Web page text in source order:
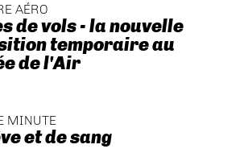
AÉRO
de vols - la nouvelle
temporaire au
de l'Air
MINUTE
et de sang